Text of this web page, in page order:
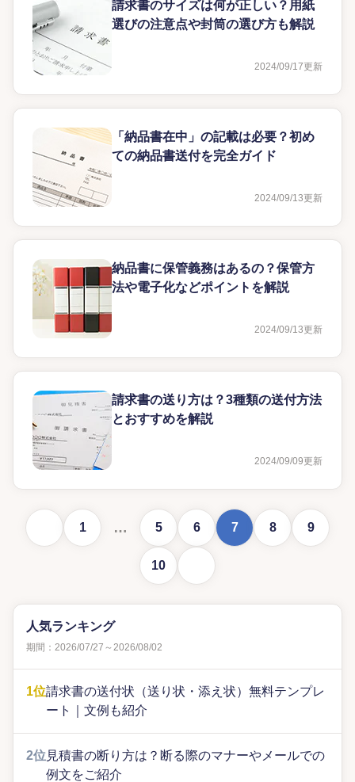
人気ランキング
期間：2026/07/27～2026/08/02
1位請求書の送付状（送り状・添え状）無料テンプレ
ート｜文例も紹介
2位見積書の断り方は？断る際のマナーやメールでの
例文をご紹介
請求書のサイズは何が正しい？用紙
選びの注意点や封筒の選び方も解説
2024/09/17更新
「納品書在中」の記載は必要？初め
ての納品書送付を完全ガイド
2024/09/13更新
納品書に保管義務はあるの？保管方
法や電子化などポイントを解説
2024/09/13更新
請求書の送り方は？3種類の送付方法
とおすすめを解説
2024/09/09更新
前に戻る1 … 5 6 7 8 9
10 次に進む